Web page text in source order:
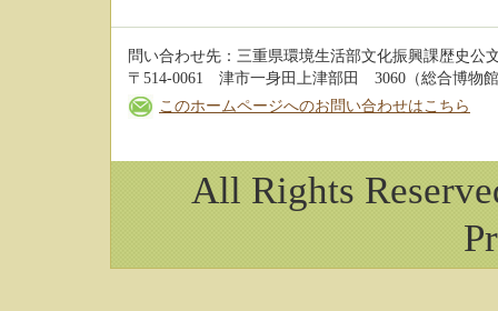
問い合わせ先：三重県環境生活部文化振興課歴史公
〒514-0061 津市一身田上津部田 3060（総合博物
このホームページへのお問い合わせはこちら
All Rights